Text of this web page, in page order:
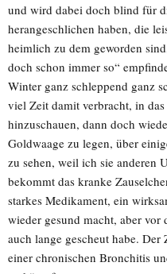
und wird dabei doch blind für
herangeschlichen haben, die
heimlich zu dem geworden
doch schon immer so“
Winter ganz schleppend ganz
viel Zeit damit verbracht, in
hinzuschauen, dann doch
Goldwaage zu legen, über
zu sehen, weil ich sie anderen
bekommt das kranke
starkes Medikament, ein
wieder gesund macht, aber
auch lange gescheut habe. Der
einer chronischen Bronchitis